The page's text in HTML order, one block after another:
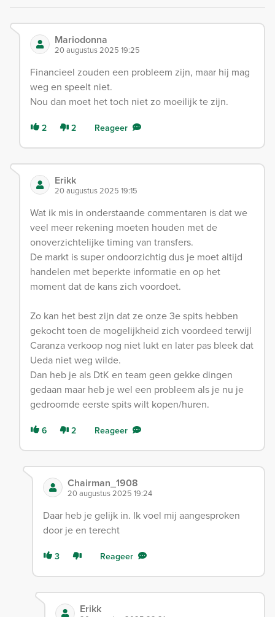
Mariodonna
20 augustus 2025 19:25
Financieel zouden een probleem zijn, maar hij mag
weg en speelt niet.
Nou dan moet het toch niet zo moeilijk te zijn.
2 2 Reageer
Erikk
20 augustus 2025 19:15
Wat ik mis in onderstaande commentaren is dat we
veel meer rekening moeten houden met de
onoverzichtelijke timing van transfers.
De markt is super ondoorzichtig dus je moet altijd
handelen met beperkte informatie en op het
moment dat de kans zich voordoet.
Zo kan het best zijn dat ze onze 3e spits hebben
gekocht toen de mogelijkheid zich voordeed terwijl
Caranza verkoop nog niet lukt en later pas bleek dat
Ueda niet weg wilde.
Dan heb je als DtK en team geen gekke dingen
gedaan maar heb je wel een probleem als je nu je
gedroomde eerste spits wilt kopen/huren.
6 2 Reageer
Chairman_1908
20 augustus 2025 19:24
Daar heb je gelijk in. Ik voel mij aangesproken
door je en terecht
3 Reageer
Erikk